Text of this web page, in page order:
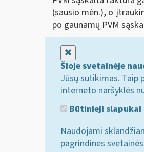
(sausio mėn.), o
po gaunamų PVM
Šioje svetainėje
Jūsų sutikimas. Taip
interneto naršyklės
Būtinieji slapukai
Naudojami
pagrindines